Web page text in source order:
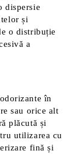
dispersie
și
o distribuție
a
în
sau orice alt
plăcută și
utilizarea cu
fină și